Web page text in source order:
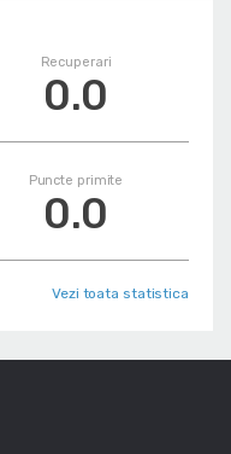
Recuperari
0.0
Puncte primite
0.0
Vezi toata statistica